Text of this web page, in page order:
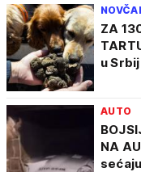
ZA
u
AUTO
NA